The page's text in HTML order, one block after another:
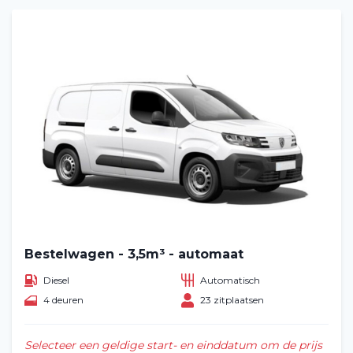
Bestelwagen - 3,5m³ - automaat
Diesel
Automatisch
4 deuren
23 zitplaatsen
Selecteer een geldige start- en einddatum om de prijs